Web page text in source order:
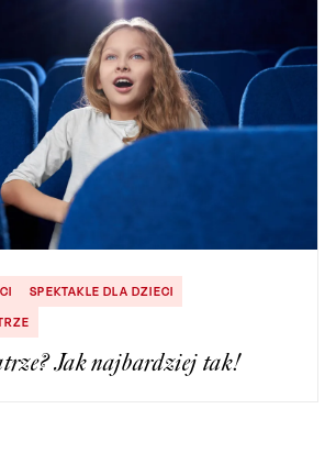
SPEKTAKLE DLA DZIECI
Jak najbardziej tak!